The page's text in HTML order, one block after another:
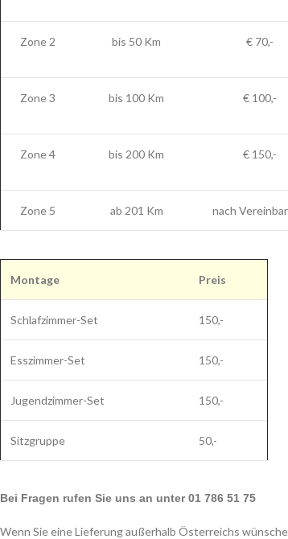
Zone 2 bis 50 Km € 70,-
Zone 3 bis 100 Km € 100,-
Zone 4 bis 200 Km € 150,-
Zone 5 ab 201 Km nach
Montage Preis
Schlafzimmer-Set 150,-
Esszimmer-Set 150,-
Jugendzimmer-Set 150,-
Sitzgruppe 50,-
Bei Fragen rufen Sie uns an unter 01 786 51 75
Wenn Sie eine Lieferung außerhalb Österreichs